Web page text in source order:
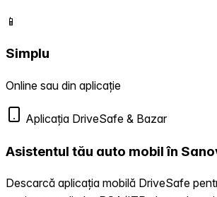
📱
Simplu
Online sau din aplicație
Aplicația DriveSafe & Bazar
Asistentul tău auto mobil în
Descarcă aplicația mobilă DriveSafe